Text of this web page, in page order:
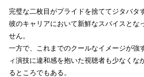
完璧な二枚目がプライドを捨ててジタバタ
彼のキャリアにおいて新鮮なスパイスとな
せん。
一方で、これまでのクールなイメージが強
ィ演技に違和感を抱いた視聴者も少なくな
るところでもある。